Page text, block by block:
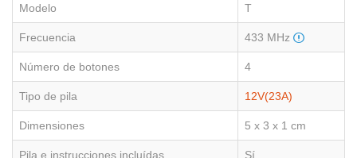
Modelo T
Frecuencia 433 MHz
Número de botones 4
Tipo de pila 12V(23A)
Dimensiones 5 x 3 x 1 cm
Pila e instrucciones incluídas Sí